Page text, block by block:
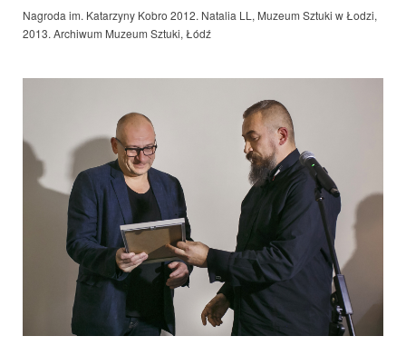
Nagroda im. Katarzyny Kobro 2012. Natalia LL, Muzeum Sztuki w Łodzi,
2013. Archiwum Muzeum Sztuki, Łódź